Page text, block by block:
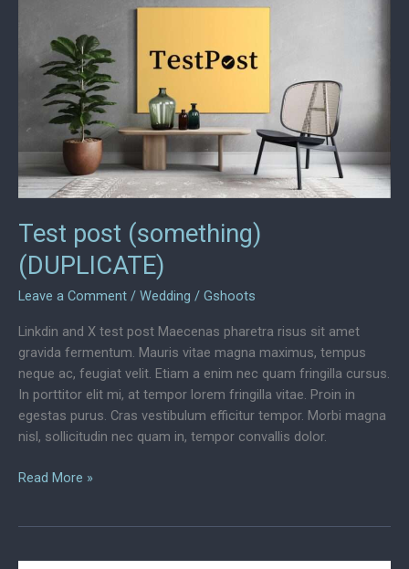
Képeidet
Tanításhoz?
Test post (something)
(DUPLICATE)
Leave a Comment / Wedding / Gshoots
Linkdin and X test post Maecenas pharetra risus sit amet
gravida fermentum. Mauris vitae magna maximus, tempus
neque ac, feugiat velit. Etiam a enim nec quam fringilla cursus.
In porttitor elit mi, at tempor lorem fringilla vitae. Proin in
egestas purus. Cras vestibulum efficitur tempor. Morbi magna
nisl, sollicitudin nec quam in, tempor convallis dolor.
Test
Read More »